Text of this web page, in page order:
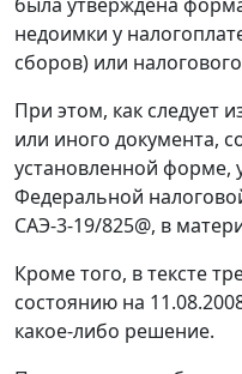
была утверждена
недоимки у
сборов) или
При этом, как следует
или иного документа,
установленной форме,
Федеральной
САЭ-3-19/825@, в
Кроме того, в тексте
состоянию на
какое-либо решение.